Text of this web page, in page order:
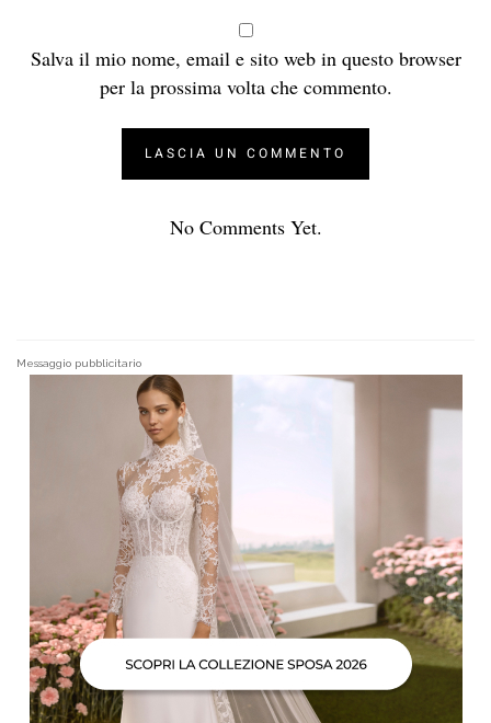
Salva il mio nome, email e sito web in questo browser
per la prossima volta che commento.
No Comments Yet.
Messaggio pubblicitario